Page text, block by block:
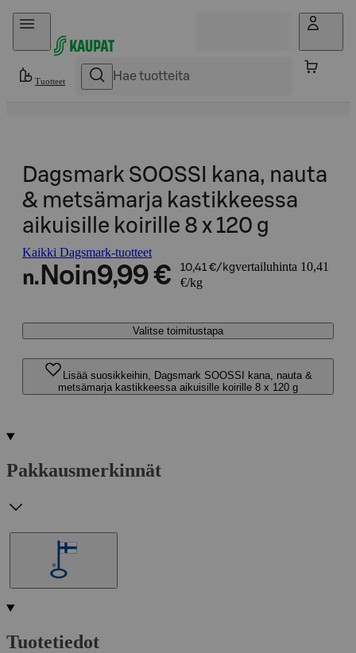
Hyppää sisältöön
Tuotteet
Dagsmark SOOSSI kana, nauta
& metsämarja kastikkeessa
aikuisille koirille 8 x 120 g
Kaikki Dagsmark-tuotteet
n. Noin9,99 € 10,41 €/kgvertailuhinta 10,41
€/kg
Valitse toimitustapa
Lisää suosikkeihin, Dagsmark SOOSSI kana, nauta &
metsämarja kastikkeessa aikuisille koirille 8 x 120 g
Pakkausmerkinnät
Tuotetiedot